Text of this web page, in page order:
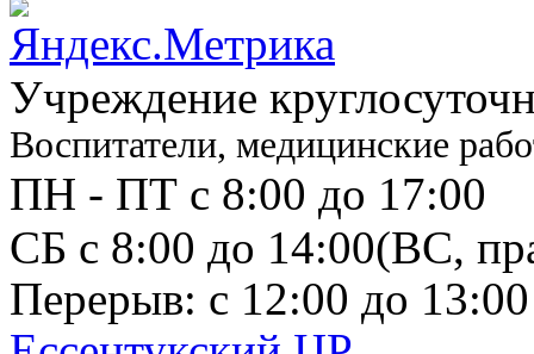
Учреждение
Воспитатели, медицинские
ПН - ПТ с 8:00 до 17:00
СБ с 8:00 до 14:00(ВС,
Перерыв: с 12:00 до 13:00